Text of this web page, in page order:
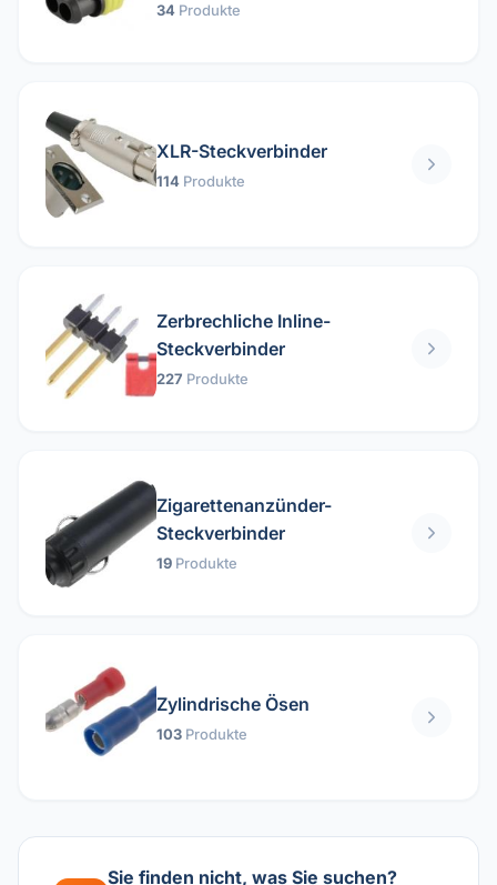
34 Produkte
XLR-Steckverbinder
114 Produkte
Zerbrechliche Inline-
Steckverbinder
227 Produkte
Zigarettenanzünder-
Steckverbinder
19 Produkte
Zylindrische Ösen
103 Produkte
Sie finden nicht, was Sie suchen?